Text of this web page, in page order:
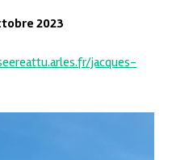
2023
jacques-